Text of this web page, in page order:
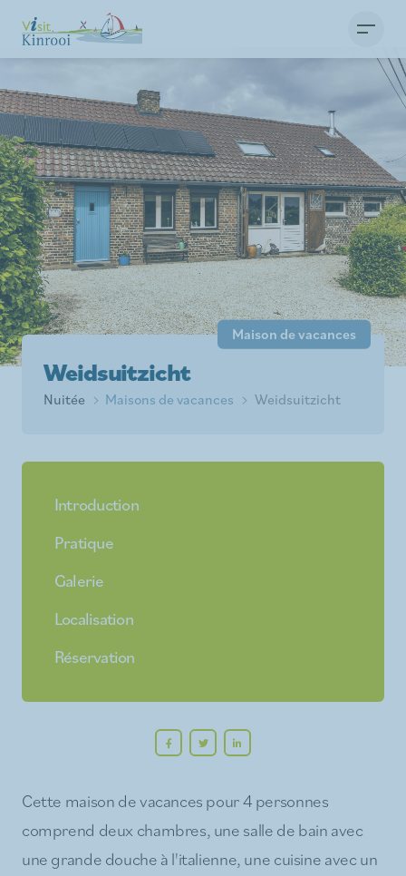
Maison de vacances
Weidsuitzicht
Nuitée Maisons de vacances Weidsuitzicht
Introduction
Pratique
Galerie
Localisation
Réservation
Cette maison de vacances pour 4 personnes
comprend deux chambres, une salle de bain avec
une grande douche à l'italienne, une cuisine avec un